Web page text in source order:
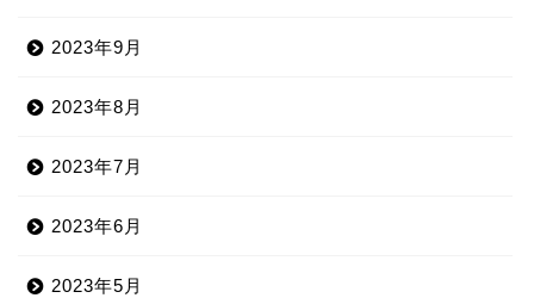
2023年9月
2023年8月
2023年7月
2023年6月
2023年5月